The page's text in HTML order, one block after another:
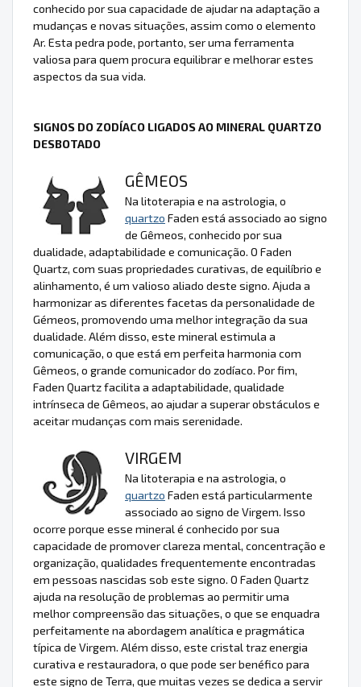
conhecido por sua capacidade de ajudar na adaptação a
mudanças e novas situações, assim como o elemento
Ar. Esta pedra pode, portanto, ser uma ferramenta
valiosa para quem procura equilibrar e melhorar estes
aspectos da sua vida.
SIGNOS DO ZODÍACO LIGADOS AO MINERAL QUARTZO
DESBOTADO
GÊMEOS
Na litoterapia e na astrologia, o
quartzo Faden está associado ao signo
de Gêmeos, conhecido por sua
dualidade, adaptabilidade e comunicação. O Faden
Quartz, com suas propriedades curativas, de equilíbrio e
alinhamento, é um valioso aliado deste signo. Ajuda a
harmonizar as diferentes facetas da personalidade de
Gémeos, promovendo uma melhor integração da sua
dualidade. Além disso, este mineral estimula a
comunicação, o que está em perfeita harmonia com
Gêmeos, o grande comunicador do zodíaco. Por fim,
Faden Quartz facilita a adaptabilidade, qualidade
intrínseca de Gêmeos, ao ajudar a superar obstáculos e
aceitar mudanças com mais serenidade.
VIRGEM
Na litoterapia e na astrologia, o
quartzo Faden está particularmente
associado ao signo de Virgem. Isso
ocorre porque esse mineral é conhecido por sua
capacidade de promover clareza mental, concentração e
organização, qualidades frequentemente encontradas
em pessoas nascidas sob este signo. O Faden Quartz
ajuda na resolução de problemas ao permitir uma
melhor compreensão das situações, o que se enquadra
perfeitamente na abordagem analítica e pragmática
típica de Virgem. Além disso, este cristal traz energia
curativa e restauradora, o que pode ser benéfico para
este signo de Terra, que muitas vezes se dedica a servir